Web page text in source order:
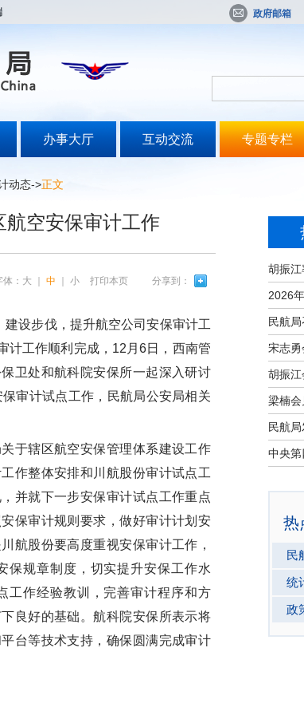
政府邮箱
办事大厅 互动交流 专题专栏
动态->正文
宋志勇
热
民
统
政
航空安保审计工作
体： 大 中 小 打印本页 分享到：
设步伐，提升航空公司安保审计工
计工作顺利完成，12月6日，西南管
卫处和航科院安保所一起深入研讨
审计试点工作，民航局公安局相关
辖区航空安保管理体系建设工作
作整体安排和川航股份审计试点工
并就下一步安保审计试点工作重点
保审计规则要求，做好审计计划安
航股份要高度重视安保审计工作，
保规章制度，切实提升安保工作水
工作经验教训，完善审计程序和方
良好的基础。航科院安保所表示将
台等技术支持，确保圆满完成审计